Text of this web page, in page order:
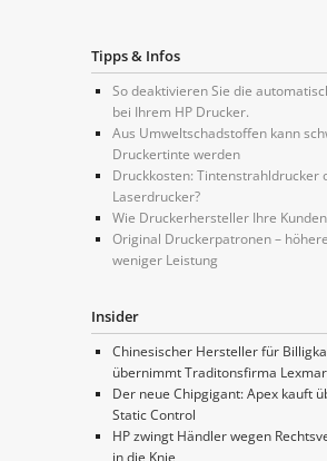
Tipps & Infos
So deaktivieren Sie die
bei Ihrem HP Drucker.
Aus Umweltschadstoffen kann
Druckertinte werden
Druckkosten: Tintenstrahldrucker
Laserdrucker?
Wie Druckerhersteller Ihre
Original Druckerpatronen –
weniger Leistung
Insider
Chinesischer Hersteller für
übernimmt Traditonsfirma
Der neue Chipgigant: Apex kauft
Static Control
HP zwingt Händler wegen